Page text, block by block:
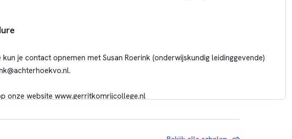
je contact opnemen met Susan Roerink (onderwijskundig leidinggevende)
.
onze website www.gerritkomrijcollege.nl
deel uit van ons enthousiaste team! Stuur je motivatiebrief en cv uiterlijk